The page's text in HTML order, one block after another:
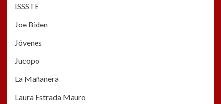
ISSSTE
Joe Biden
Jóvenes
Jucopo
La Mañanera
Laura Estrada Mauro